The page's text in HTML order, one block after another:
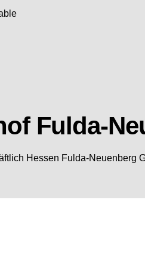
Fulda-
Hessen Fulda-Neuenberg